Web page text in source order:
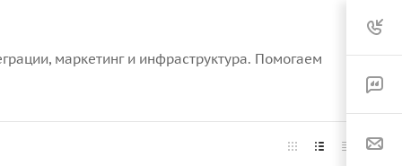
маркетинг и инфраструктура. Помогаем